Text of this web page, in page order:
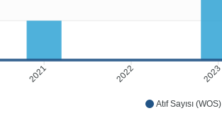
Atıf Sayısı (WOS)
2021 2022 2023